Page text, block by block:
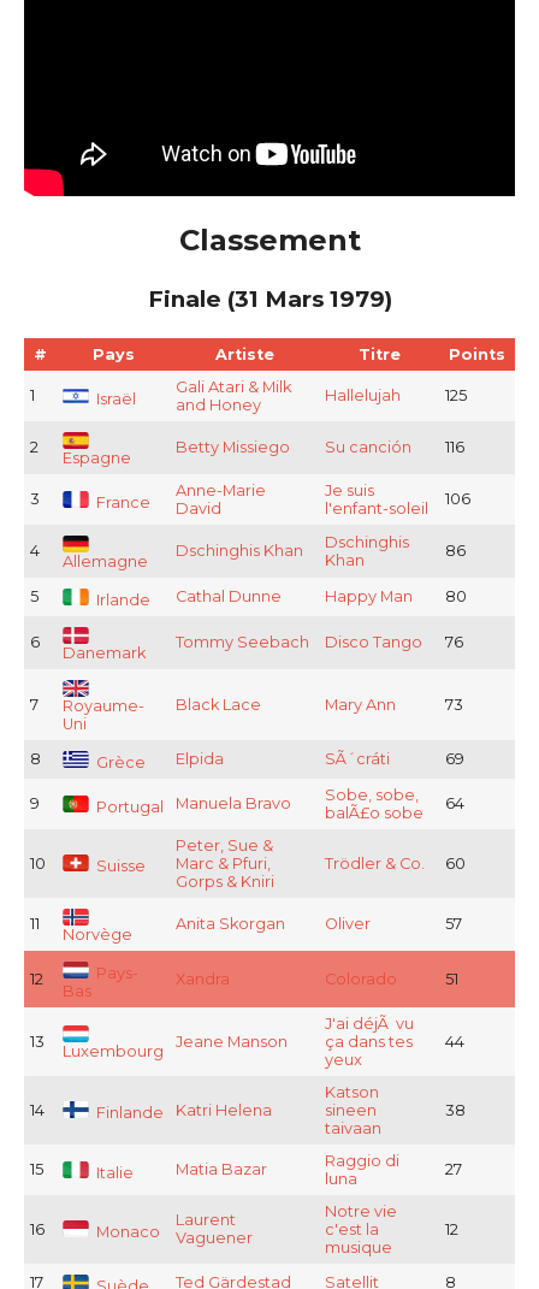
Classement
Finale (31 Mars 1979)
# Pays Artiste Titre Points
1 Israël
Gali Atari & Milk
and Honey
Hallelujah 125
2
Espagne
Betty Missiego Su canción 116
3 France
Anne-Marie
David
Je suis
l'enfant-soleil
106
4
Allemagne
Dschinghis Khan
Dschinghis
Khan
86
5 Irlande Cathal Dunne Happy Man 80
6
Danemark
Tommy Seebach Disco Tango 76
7
Royaume-
Uni
Black Lace Mary Ann 73
8 Grèce Elpida SÃ´cráti 69
9 Portugal Manuela Bravo
Sobe, sobe,
balÃ£o sobe
64
10 Suisse
Peter, Sue &
Marc & Pfuri,
Gorps & Kniri
Trödler & Co. 60
11
Norvège
Anita Skorgan Oliver 57
12
Pays-
Bas
Xandra Colorado 51
13
Luxembourg
Jeane Manson
J'ai déjÃ vu
ça dans tes
yeux
44
14 Finlande Katri Helena
Katson
sineen
taivaan
38
15 Italie Matia Bazar
Raggio di
luna
27
16 Monaco
Laurent
Vaguener
Notre vie
c'est la
musique
12
17 Ted Gärdestad Satellit 8